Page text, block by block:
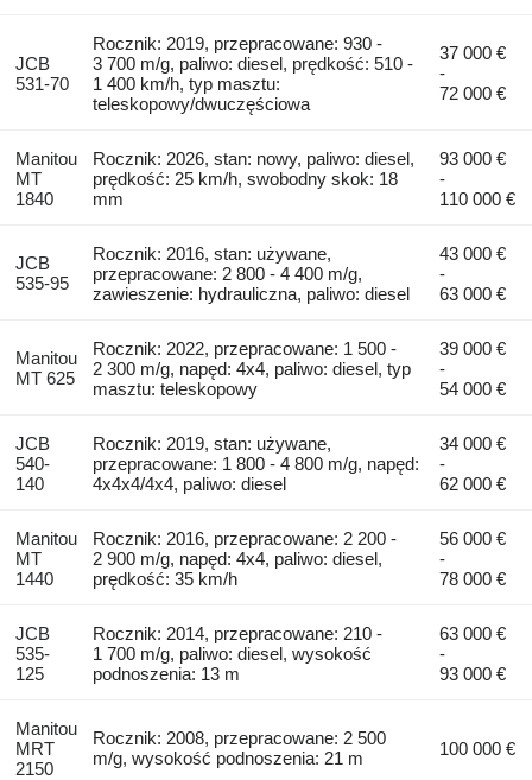
JCB
531-70
Rocznik: 2019, przepracowane: 930 -
3 700 m/g, paliwo: diesel, prędkość: 510 -
1 400 km/h, typ masztu:
teleskopowy/dwuczęściowa
37 000 €
-
72 000 €
Manitou
MT
1840
Rocznik: 2026, stan: nowy, paliwo: diesel,
prędkość: 25 km/h, swobodny skok: 18
mm
93 000 €
-
110 000 €
JCB
535-95
Rocznik: 2016, stan: używane,
przepracowane: 2 800 - 4 400 m/g,
zawieszenie: hydrauliczna, paliwo: diesel
43 000 €
-
63 000 €
Manitou
MT 625
Rocznik: 2022, przepracowane: 1 500 -
2 300 m/g, napęd: 4x4, paliwo: diesel, typ
masztu: teleskopowy
39 000 €
-
54 000 €
JCB
540-
140
Rocznik: 2019, stan: używane,
przepracowane: 1 800 - 4 800 m/g, napęd:
4x4x4/4x4, paliwo: diesel
34 000 €
-
62 000 €
Manitou
MT
1440
Rocznik: 2016, przepracowane: 2 200 -
2 900 m/g, napęd: 4x4, paliwo: diesel,
prędkość: 35 km/h
56 000 €
-
78 000 €
JCB
535-
125
Rocznik: 2014, przepracowane: 210 -
1 700 m/g, paliwo: diesel, wysokość
podnoszenia: 13 m
63 000 €
-
93 000 €
Manitou
MRT
2150
Rocznik: 2008, przepracowane: 2 500
m/g, wysokość podnoszenia: 21 m
100 000 €